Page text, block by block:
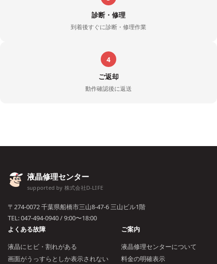
診断・修理
到着後すぐに診断・修理作業
4
ご返却
動作確認後に返送
液晶修理センター
supported by 株式会社D-LIFE
〒274-0072 千葉県船橋市三山8-47-6 三山ビル1階
TEL:047-494-0940/ 9:00〜18:00
よくある故障
液晶にヒビ・割れがある
画面がうっすらとしか表示されない
ご案内
液晶修理センターについて
料金の明確表示